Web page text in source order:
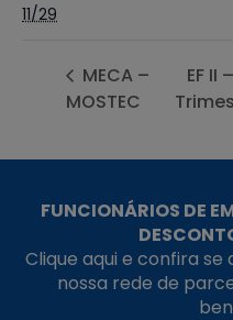
11/29
MECA –
MOSTEC
EF II
FUNCIONÁRIOS DE
Clique aqui e confira
nossa rede de